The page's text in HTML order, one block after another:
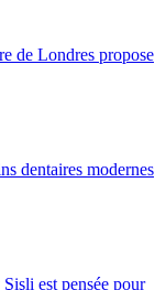
de Londres propose
dentaires modernes
est pensée pour